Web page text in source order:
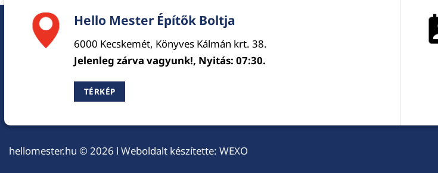
Hello Mester Építők Boltja
6000 Kecskemét, Könyves Kálmán krt. 38.
Jelenleg zárva vagyunk!, Nyitás: 07:30.
TÉRKÉP
hellomester.hu © 2026 l Weboldalt készítette: WEXO